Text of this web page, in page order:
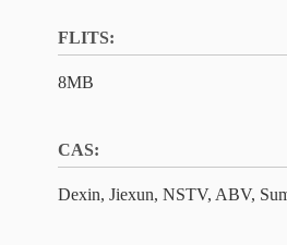
FLITS:
8MB
CAS:
Dexin, Jiexun, NSTV, ABV,